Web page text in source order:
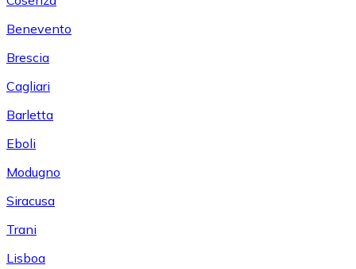
Benevento
Brescia
Cagliari
Barletta
Eboli
Modugno
Siracusa
Trani
Lisboa